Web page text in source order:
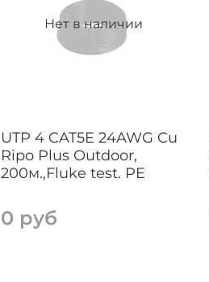
Нет в наличии
UTP 4 CAT5E 24AWG Cu
Ripo Plus Outdoor,
200м.,Fluke test. PE
0 руб